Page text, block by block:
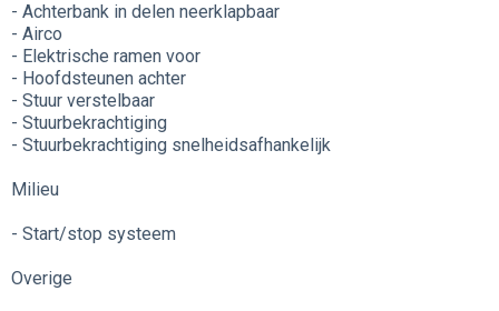
- Achterbank in delen neerklapbaar
- Airco
- Elektrische ramen voor
- Hoofdsteunen achter
- Stuur verstelbaar
- Stuurbekrachtiging
- Stuurbekrachtiging snelheidsafhankelijk
Milieu
- Start/stop systeem
Overige